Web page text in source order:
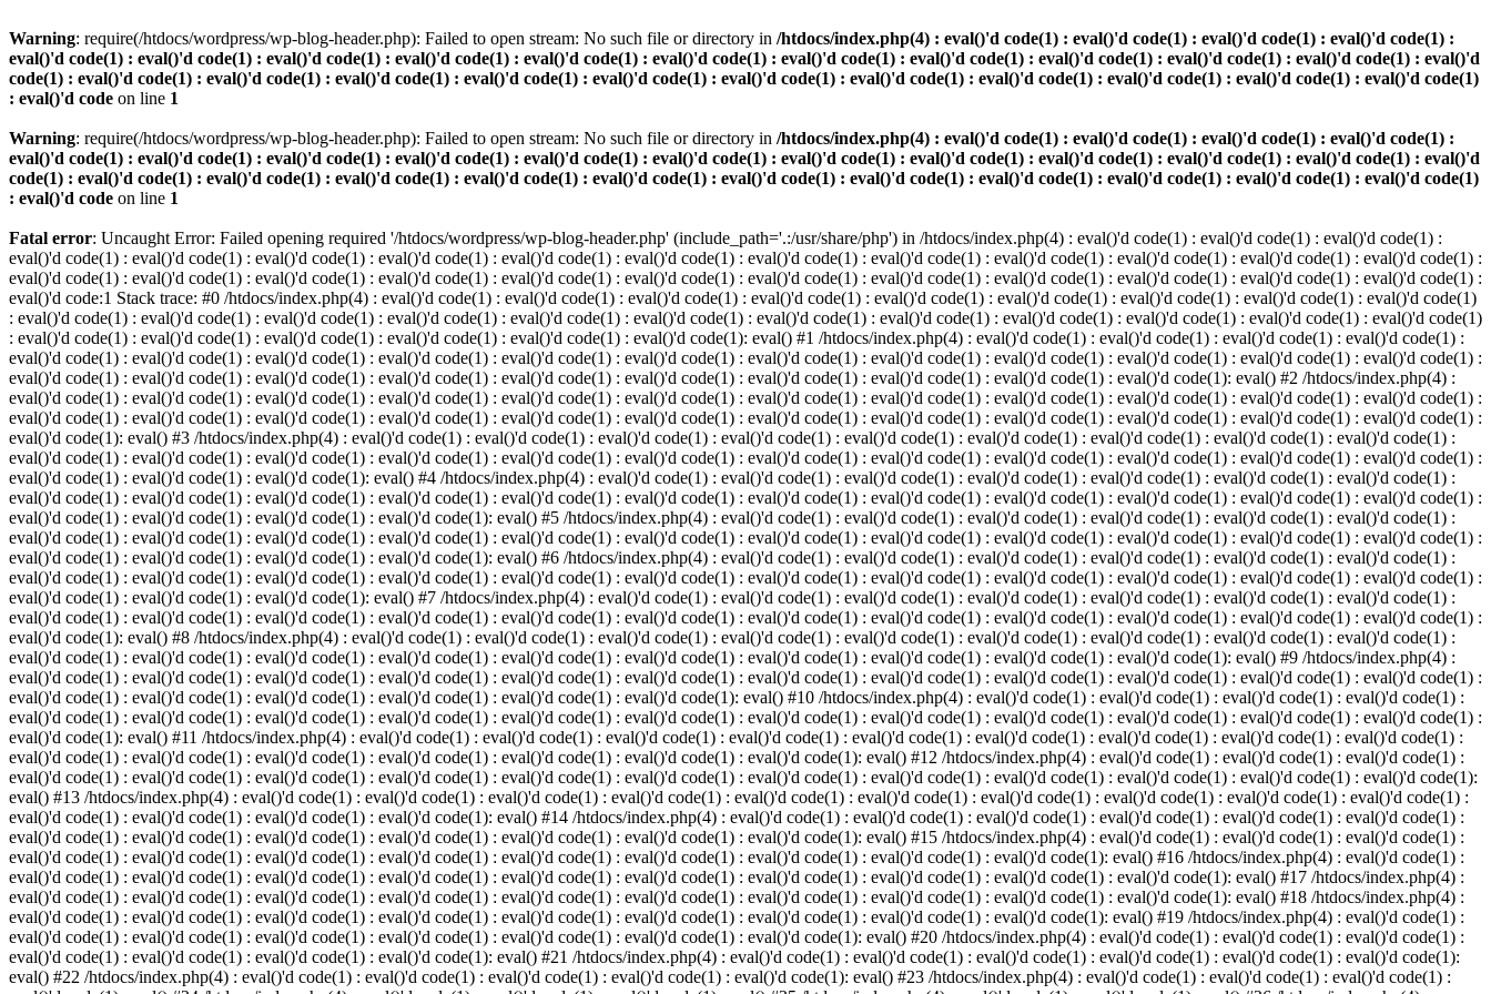
Warning: require(/htdocs/wordpress/wp-blog-header.php): Failed to open stream: No such file or directory in /htdocs/index.php(4) : eval()'d code(1) : eval()'d code(1) : eval()'d code(1) : eval()'d code(1) :
eval()'d code(1) : eval()'d code(1) : eval()'d code(1) : eval()'d code(1) : eval()'d code(1) : eval()'d code(1) : eval()'d code(1) : eval()'d code(1) : eval()'d code(1) : eval()'d code(1) : eval()'d code(1) : eval()'d
code(1) : eval()'d code(1) : eval()'d code(1) : eval()'d code(1) : eval()'d code(1) : eval()'d code(1) : eval()'d code(1) : eval()'d code(1) : eval()'d code(1) : eval()'d code(1) : eval()'d code(1) : eval()'d code(1)
: eval()'d code on line 1
Warning: require(/htdocs/wordpress/wp-blog-header.php): Failed to open stream: No such file or directory in /htdocs/index.php(4) : eval()'d code(1) : eval()'d code(1) : eval()'d code(1) : eval()'d code(1) :
eval()'d code(1) : eval()'d code(1) : eval()'d code(1) : eval()'d code(1) : eval()'d code(1) : eval()'d code(1) : eval()'d code(1) : eval()'d code(1) : eval()'d code(1) : eval()'d code(1) : eval()'d code(1) : eval()'d
code(1) : eval()'d code(1) : eval()'d code(1) : eval()'d code(1) : eval()'d code(1) : eval()'d code(1) : eval()'d code(1) : eval()'d code(1) : eval()'d code(1) : eval()'d code(1) : eval()'d code(1) : eval()'d code(1)
: eval()'d code on line 1
Fatal error: Uncaught Error: Failed opening required '/htdocs/wordpress/wp-blog-header.php' (include_path='.:/usr/share/php') in /htdocs/index.php(4) : eval()'d code(1) : eval()'d code(1) : eval()'d code(1) :
eval()'d code(1) : eval()'d code(1) : eval()'d code(1) : eval()'d code(1) : eval()'d code(1) : eval()'d code(1) : eval()'d code(1) : eval()'d code(1) : eval()'d code(1) : eval()'d code(1) : eval()'d code(1) : eval()'d code(1) :
eval()'d code(1) : eval()'d code(1) : eval()'d code(1) : eval()'d code(1) : eval()'d code(1) : eval()'d code(1) : eval()'d code(1) : eval()'d code(1) : eval()'d code(1) : eval()'d code(1) : eval()'d code(1) : eval()'d code(1) :
eval()'d code:1 Stack trace: #0 /htdocs/index.php(4) : eval()'d code(1) : eval()'d code(1) : eval()'d code(1) : eval()'d code(1) : eval()'d code(1) : eval()'d code(1) : eval()'d code(1) : eval()'d code(1) : eval()'d code(1)
: eval()'d code(1) : eval()'d code(1) : eval()'d code(1) : eval()'d code(1) : eval()'d code(1) : eval()'d code(1) : eval()'d code(1) : eval()'d code(1) : eval()'d code(1) : eval()'d code(1) : eval()'d code(1) : eval()'d code(1)
: eval()'d code(1) : eval()'d code(1) : eval()'d code(1) : eval()'d code(1) : eval()'d code(1) : eval()'d code(1): eval() #1 /htdocs/index.php(4) : eval()'d code(1) : eval()'d code(1) : eval()'d code(1) : eval()'d code(1) :
eval()'d code(1) : eval()'d code(1) : eval()'d code(1) : eval()'d code(1) : eval()'d code(1) : eval()'d code(1) : eval()'d code(1) : eval()'d code(1) : eval()'d code(1) : eval()'d code(1) : eval()'d code(1) : eval()'d code(1) :
eval()'d code(1) : eval()'d code(1) : eval()'d code(1) : eval()'d code(1) : eval()'d code(1) : eval()'d code(1) : eval()'d code(1) : eval()'d code(1) : eval()'d code(1) : eval()'d code(1): eval() #2 /htdocs/index.php(4) :
eval()'d code(1) : eval()'d code(1) : eval()'d code(1) : eval()'d code(1) : eval()'d code(1) : eval()'d code(1) : eval()'d code(1) : eval()'d code(1) : eval()'d code(1) : eval()'d code(1) : eval()'d code(1) : eval()'d code(1) :
eval()'d code(1) : eval()'d code(1) : eval()'d code(1) : eval()'d code(1) : eval()'d code(1) : eval()'d code(1) : eval()'d code(1) : eval()'d code(1) : eval()'d code(1) : eval()'d code(1) : eval()'d code(1) : eval()'d code(1) :
eval()'d code(1): eval() #3 /htdocs/index.php(4) : eval()'d code(1) : eval()'d code(1) : eval()'d code(1) : eval()'d code(1) : eval()'d code(1) : eval()'d code(1) : eval()'d code(1) : eval()'d code(1) : eval()'d code(1) :
eval()'d code(1) : eval()'d code(1) : eval()'d code(1) : eval()'d code(1) : eval()'d code(1) : eval()'d code(1) : eval()'d code(1) : eval()'d code(1) : eval()'d code(1) : eval()'d code(1) : eval()'d code(1) : eval()'d code(1) :
eval()'d code(1) : eval()'d code(1) : eval()'d code(1): eval() #4 /htdocs/index.php(4) : eval()'d code(1) : eval()'d code(1) : eval()'d code(1) : eval()'d code(1) : eval()'d code(1) : eval()'d code(1) : eval()'d code(1) :
eval()'d code(1) : eval()'d code(1) : eval()'d code(1) : eval()'d code(1) : eval()'d code(1) : eval()'d code(1) : eval()'d code(1) : eval()'d code(1) : eval()'d code(1) : eval()'d code(1) : eval()'d code(1) : eval()'d code(1) :
eval()'d code(1) : eval()'d code(1) : eval()'d code(1) : eval()'d code(1): eval() #5 /htdocs/index.php(4) : eval()'d code(1) : eval()'d code(1) : eval()'d code(1) : eval()'d code(1) : eval()'d code(1) : eval()'d code(1) :
eval()'d code(1) : eval()'d code(1) : eval()'d code(1) : eval()'d code(1) : eval()'d code(1) : eval()'d code(1) : eval()'d code(1) : eval()'d code(1) : eval()'d code(1) : eval()'d code(1) : eval()'d code(1) : eval()'d code(1) :
eval()'d code(1) : eval()'d code(1) : eval()'d code(1) : eval()'d code(1): eval() #6 /htdocs/index.php(4) : eval()'d code(1) : eval()'d code(1) : eval()'d code(1) : eval()'d code(1) : eval()'d code(1) : eval()'d code(1) :
eval()'d code(1) : eval()'d code(1) : eval()'d code(1) : eval()'d code(1) : eval()'d code(1) : eval()'d code(1) : eval()'d code(1) : eval()'d code(1) : eval()'d code(1) : eval()'d code(1) : eval()'d code(1) : eval()'d code(1) :
eval()'d code(1) : eval()'d code(1) : eval()'d code(1): eval() #7 /htdocs/index.php(4) : eval()'d code(1) : eval()'d code(1) : eval()'d code(1) : eval()'d code(1) : eval()'d code(1) : eval()'d code(1) : eval()'d code(1) :
eval()'d code(1) : eval()'d code(1) : eval()'d code(1) : eval()'d code(1) : eval()'d code(1) : eval()'d code(1) : eval()'d code(1) : eval()'d code(1) : eval()'d code(1) : eval()'d code(1) : eval()'d code(1) : eval()'d code(1) :
eval()'d code(1): eval() #8 /htdocs/index.php(4) : eval()'d code(1) : eval()'d code(1) : eval()'d code(1) : eval()'d code(1) : eval()'d code(1) : eval()'d code(1) : eval()'d code(1) : eval()'d code(1) : eval()'d code(1) :
eval()'d code(1) : eval()'d code(1) : eval()'d code(1) : eval()'d code(1) : eval()'d code(1) : eval()'d code(1) : eval()'d code(1) : eval()'d code(1) : eval()'d code(1) : eval()'d code(1): eval() #9 /htdocs/index.php(4) :
eval()'d code(1) : eval()'d code(1) : eval()'d code(1) : eval()'d code(1) : eval()'d code(1) : eval()'d code(1) : eval()'d code(1) : eval()'d code(1) : eval()'d code(1) : eval()'d code(1) : eval()'d code(1) : eval()'d code(1) :
eval()'d code(1) : eval()'d code(1) : eval()'d code(1) : eval()'d code(1) : eval()'d code(1) : eval()'d code(1): eval() #10 /htdocs/index.php(4) : eval()'d code(1) : eval()'d code(1) : eval()'d code(1) : eval()'d code(1) :
eval()'d code(1) : eval()'d code(1) : eval()'d code(1) : eval()'d code(1) : eval()'d code(1) : eval()'d code(1) : eval()'d code(1) : eval()'d code(1) : eval()'d code(1) : eval()'d code(1) : eval()'d code(1) : eval()'d code(1) :
eval()'d code(1): eval() #11 /htdocs/index.php(4) : eval()'d code(1) : eval()'d code(1) : eval()'d code(1) : eval()'d code(1) : eval()'d code(1) : eval()'d code(1) : eval()'d code(1) : eval()'d code(1) : eval()'d code(1) :
eval()'d code(1) : eval()'d code(1) : eval()'d code(1) : eval()'d code(1) : eval()'d code(1) : eval()'d code(1) : eval()'d code(1): eval() #12 /htdocs/index.php(4) : eval()'d code(1) : eval()'d code(1) : eval()'d code(1) :
eval()'d code(1) : eval()'d code(1) : eval()'d code(1) : eval()'d code(1) : eval()'d code(1) : eval()'d code(1) : eval()'d code(1) : eval()'d code(1) : eval()'d code(1) : eval()'d code(1) : eval()'d code(1) : eval()'d code(1):
eval() #13 /htdocs/index.php(4) : eval()'d code(1) : eval()'d code(1) : eval()'d code(1) : eval()'d code(1) : eval()'d code(1) : eval()'d code(1) : eval()'d code(1) : eval()'d code(1) : eval()'d code(1) : eval()'d code(1) :
eval()'d code(1) : eval()'d code(1) : eval()'d code(1) : eval()'d code(1): eval() #14 /htdocs/index.php(4) : eval()'d code(1) : eval()'d code(1) : eval()'d code(1) : eval()'d code(1) : eval()'d code(1) : eval()'d code(1) :
eval()'d code(1) : eval()'d code(1) : eval()'d code(1) : eval()'d code(1) : eval()'d code(1) : eval()'d code(1) : eval()'d code(1): eval() #15 /htdocs/index.php(4) : eval()'d code(1) : eval()'d code(1) : eval()'d code(1) :
eval()'d code(1) : eval()'d code(1) : eval()'d code(1) : eval()'d code(1) : eval()'d code(1) : eval()'d code(1) : eval()'d code(1) : eval()'d code(1) : eval()'d code(1): eval() #16 /htdocs/index.php(4) : eval()'d code(1) :
eval()'d code(1) : eval()'d code(1) : eval()'d code(1) : eval()'d code(1) : eval()'d code(1) : eval()'d code(1) : eval()'d code(1) : eval()'d code(1) : eval()'d code(1) : eval()'d code(1): eval() #17 /htdocs/index.php(4) :
eval()'d code(1) : eval()'d code(1) : eval()'d code(1) : eval()'d code(1) : eval()'d code(1) : eval()'d code(1) : eval()'d code(1) : eval()'d code(1) : eval()'d code(1) : eval()'d code(1): eval() #18 /htdocs/index.php(4) :
eval()'d code(1) : eval()'d code(1) : eval()'d code(1) : eval()'d code(1) : eval()'d code(1) : eval()'d code(1) : eval()'d code(1) : eval()'d code(1) : eval()'d code(1): eval() #19 /htdocs/index.php(4) : eval()'d code(1) :
eval()'d code(1) : eval()'d code(1) : eval()'d code(1) : eval()'d code(1) : eval()'d code(1) : eval()'d code(1) : eval()'d code(1): eval() #20 /htdocs/index.php(4) : eval()'d code(1) : eval()'d code(1) : eval()'d code(1) :
eval()'d code(1) : eval()'d code(1) : eval()'d code(1) : eval()'d code(1): eval() #21 /htdocs/index.php(4) : eval()'d code(1) : eval()'d code(1) : eval()'d code(1) : eval()'d code(1) : eval()'d code(1) : eval()'d code(1):
eval() #22 /htdocs/index.php(4) : eval()'d code(1) : eval()'d code(1) : eval()'d code(1) : eval()'d code(1) : eval()'d code(1): eval() #23 /htdocs/index.php(4) : eval()'d code(1) : eval()'d code(1) : eval()'d code(1) :